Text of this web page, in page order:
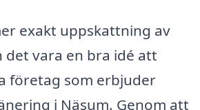
exakt uppskattning av
det vara en bra idé att
företag som erbjuder
i Näsum. Genom att